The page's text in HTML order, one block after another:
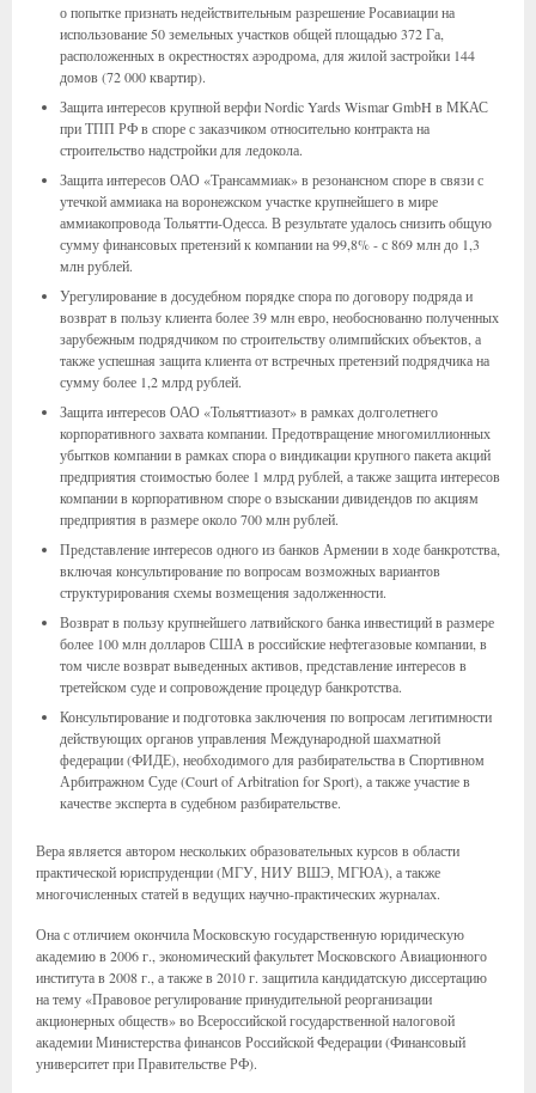
о попытке признать недействительным разрешение Росавиации на
использование 50 земельных участков общей площадью 372 Га,
расположенных в окрестностях аэродрома, для жилой застройки 144
домов (72 000 квартир).
Защита интересов крупной верфи Nordic Yards Wismar GmbH в МКАС
при ТПП РФ в споре с заказчиком относительно контракта на
строительство надстройки для ледокола.
Защита интересов ОАО «Трансаммиак» в резонансном споре в связи с
утечкой аммиака на воронежском участке крупнейшего в мире
аммиакопровода Тольятти-Одесса. В результате удалось снизить общую
сумму финансовых претензий к компании на 99,8% - с 869 млн до 1,3
млн рублей.
Урегулирование в досудебном порядке спора по договору подряда и
возврат в пользу клиента более 39 млн евро, необоснованно полученных
зарубежным подрядчиком по строительству олимпийских объектов, а
также успешная защита клиента от встречных претензий подрядчика на
сумму более 1,2 млрд рублей.
Защита интересов ОАО «Тольяттиазот» в рамках долголетнего
корпоративного захвата компании. Предотвращение многомиллионных
убытков компании в рамках спора о виндикации крупного пакета акций
предприятия стоимостью более 1 млрд рублей, а также защита интересов
компании в корпоративном споре о взыскании дивидендов по акциям
предприятия в размере около 700 млн рублей.
Представление интересов одного из банков Армении в ходе банкротства,
включая консультирование по вопросам возможных вариантов
структурирования схемы возмещения задолженности.
Возврат в пользу крупнейшего латвийского банка инвестиций в размере
более 100 млн долларов США в российские нефтегазовые компании, в
том числе возврат выведенных активов, представление интересов в
третейском суде и сопровождение процедур банкротства.
Консультирование и подготовка заключения по вопросам легитимности
действующих органов управления Международной шахматной
федерации (ФИДЕ), необходимого для разбирательства в Спортивном
Арбитражном Суде (Court of Arbitration for Sport), а также участие в
качестве эксперта в судебном разбирательстве.
Вера является автором нескольких образовательных курсов в области
практической юриспруденции (МГУ, НИУ ВШЭ, МГЮА), а также
многочисленных статей в ведущих научно-практических журналах.
Она с отличием окончила Московскую государственную юридическую
академию в 2006 г., экономический факультет Московского Авиационного
института в 2008 г., а также в 2010 г. защитила кандидатскую диссертацию
на тему «Правовое регулирование принудительной реорганизации
акционерных обществ» во Всероссийской государственной налоговой
академии Министерства финансов Российской Федерации (Финансовый
университет при Правительстве РФ).